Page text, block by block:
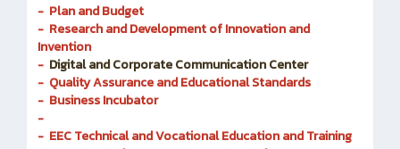
- Plan and Budget
- Research and Development of Innovation and
Invention
- Digital and Corporate Communication Center
- Quality Assurance and Educational Standards
- Business Incubator
-
- EEC Technical and Vocational Education and Training